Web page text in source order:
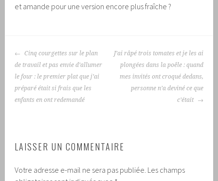
et amande pour une version encore plus fraîche ?
NAVIGATION
DES
ARTICLES
Cinq courgettes sur le plan
de travail et pas envie d’allumer
le four : le premier plat que j’ai
préparé était si frais que les
enfants en ont redemandé
J’ai râpé trois tomates et je les ai
plongées dans la poêle : quand
mes invités ont croqué dedans,
personne n’a deviné ce que
c’était
LAISSER UN COMMENTAIRE
Votre adresse e-mail ne sera pas publiée. Les champs